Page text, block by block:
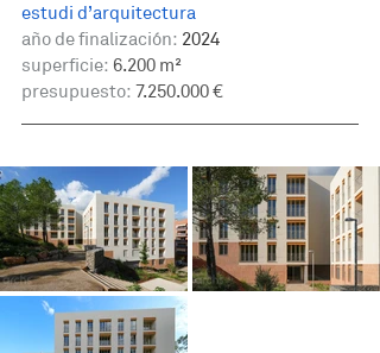
estudi d’arquitectura
año de finalización: 2024
superficie: 6.200 m²
presupuesto: 7.250.000 €